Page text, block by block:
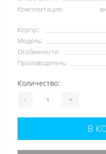
Комплектация:
Корпус:
Модель:
Особенности:
Производитель:
Количество:
- +
В